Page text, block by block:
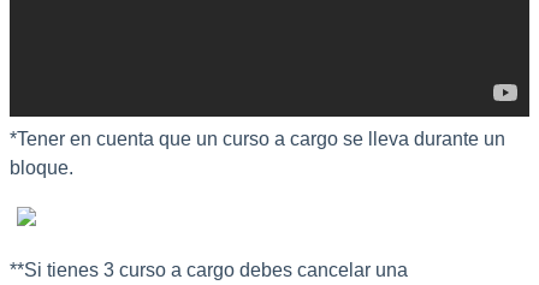
*Tener en cuenta que un curso a cargo se lleva durante un
bloque.
**Si tienes 3 curso a cargo debes cancelar una